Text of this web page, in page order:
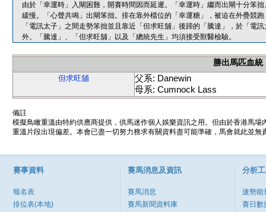
由於「幸運時」入閘困難，開賽時間因而延遲。「幸運時」繼而出閘十分笨
緩慢。「心聲共鳴」出閘笨拙。排在靠外檔位的「幸運糖」，被迫在外疊競
「電訊太子」之間走勢笨拙並且靠近「但求旺舖」後蹄的「騰達」，於「電
外。「騰達」、「但求旺舖」以及「總統先生」均須接受獸醫檢驗。
勝出馬匹血統
但求旺舖
父系: Danewin
母系: Cumnock Lass
備註
模擬鳥瞰重溫由特約供應商提供，供馬迷作個人娛樂資訊之用。但由於香港馬
重溫片段出現偏差。本會已盡一切努力務求有關資料盡可能準確，馬會就此並
賽事資料
報名表
排位表(本地)
賽馬消息及資訊
賽馬消息
賽馬新聞資料庫
分析
速勢能
賽日數